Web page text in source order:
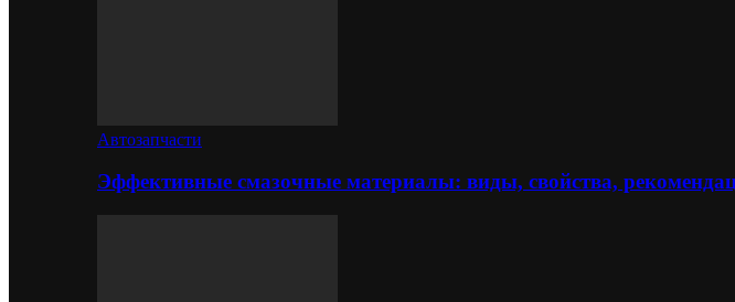
Автозапчасти
Эффективные смазочные материалы: виды, свойства,